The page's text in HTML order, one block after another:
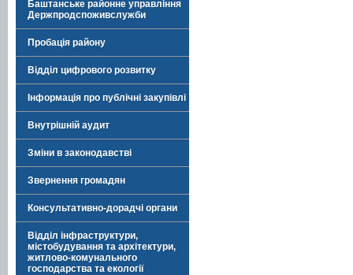
Баштанське районне управління
Держпродспоживслужби
Пробація району
Відділ цифрового розвитку
Інформація про публічні закупівлі
Внутрішній аудит
Зміни в законодавстві
Звернення громадян
Консультативно-дорадчі органи
Відділ інфраструктури,
містобудування та архітектури,
житлово-комунального
господарства та екології